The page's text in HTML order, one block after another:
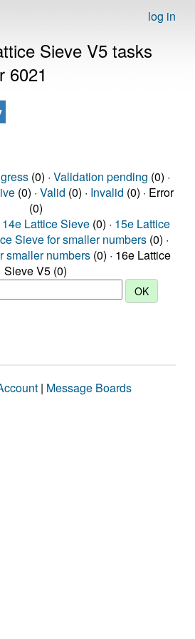
log in
Sieve V5 tasks
6021
(0) · Validation pending (0) ·
(0) · Valid (0) · Invalid (0) · Error
(0)
14e Lattice Sieve (0) · 15e Lattice
Sieve for smaller numbers (0) ·
smaller numbers (0) · 16e Lattice
Sieve V5 (0)
| Message Boards